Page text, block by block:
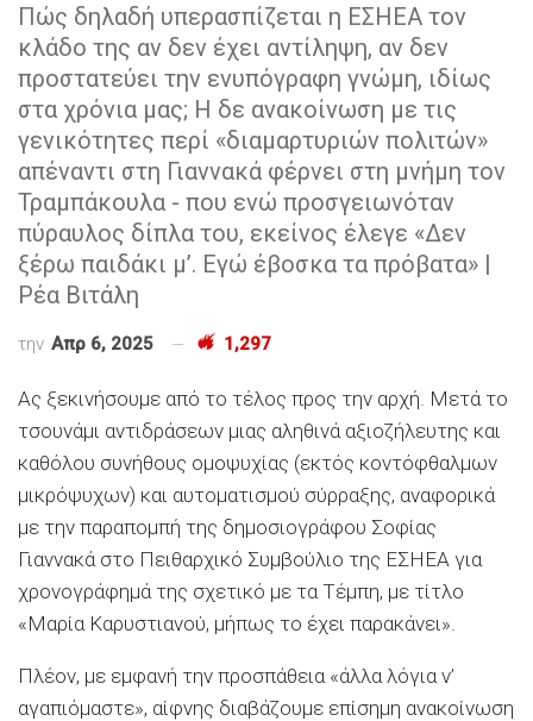
Πώς δηλαδή υπερασπίζεται η ΕΣΗΕΑ τον
κλάδο της αν δεν έχει αντίληψη, αν δεν
προστατεύει την ενυπόγραφη γνώμη, ιδίως
στα χρόνια μας; Η δε ανακοίνωση με τις
γενικότητες περί «διαμαρτυριών πολιτών»
απέναντι στη Γιαννακά φέρνει στη μνήμη τον
Τραμπάκουλα - που ενώ προσγειωνόταν
πύραυλος δίπλα του, εκείνος έλεγε «Δεν
ξέρω παιδάκι μ’. Εγώ έβοσκα τα πρόβατα» |
Ρέα Βιτάλη
την Απρ 6, 2025 1,297
Ας ξεκινήσουμε από το τέλος προς την αρχή. Μετά το
τσουνάμι αντιδράσεων μιας αληθινά αξιοζήλευτης και
καθόλου συνήθους ομοψυχίας (εκτός κοντόφθαλμων
μικρόψυχων) και αυτοματισμού σύρραξης, αναφορικά
με την παραπομπή της δημοσιογράφου Σοφίας
Γιαννακά στο Πειθαρχικό Συμβούλιο της ΕΣΗΕΑ για
χρονογράφημά της σχετικό με τα Τέμπη, με τίτλο
«Μαρία Καρυστιανού, μήπως το έχει παρακάνει».
Πλέον, με εμφανή την προσπάθεια «άλλα λόγια ν’
αγαπιόμαστε», αίφνης διαβάζουμε επίσημη ανακοίνωση